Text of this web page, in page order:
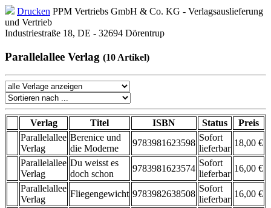
Drucken PPM Vertriebs GmbH & Co. KG - Verlagsauslieferung
und Vertrieb
Industriestraße 18, DE - 32694 Dörentrup
Parallelallee Verlag (10 Artikel)
Verlag Titel ISBN Status
Preis
Parallelallee
Verlag
Berenice und
die Moderne
9783981623598
Sofort
lieferbar
18,00 €
Parallelallee
Verlag
Du weisst es
doch schon
9783981623574
Sofort
lieferbar
16,00 €
Parallelallee
Verlag
Fliegengewicht 9783982638508
Sofort
lieferbar
16,00 €